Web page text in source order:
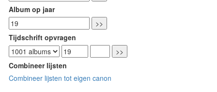
Album op jaar
Tijdschrift opvragen
Combineer lijsten
Combineer lijsten tot eigen canon